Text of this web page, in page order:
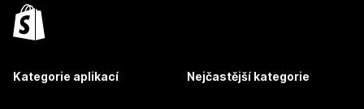
Kategorie aplikací Nejčastější kategorie